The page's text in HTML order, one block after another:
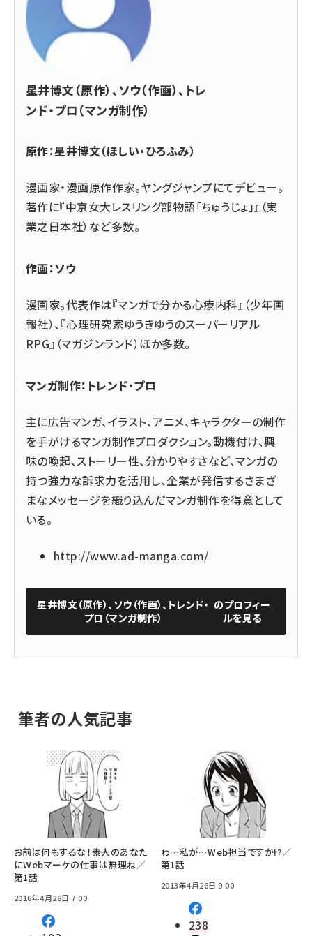
星井博文（原作）、ソウ（作画）、トレ
ンド・プロ（マンガ制作）
原作：星井博文（ほしい・ひろふみ）
漫画家・漫画原作作家。ヤングジャンプにてデビュー。
著作に『中京女大レスリング部物語「ちゅうじょ」』（実
業之日本社）など多数。
作画：ソウ
漫画家。代表作は『マンガで分かる心療内科』（少年画
報社）、『心理研究家ゆうきゆうのスーパーリアル
RPG』（マガジンランド）ほか多数。
マンガ制作：トレンド・プロ
主に広告マンガ、イラスト、アニメ、キャラクターの制作
を手がけるマンガ制作プロダクション。動機付け、興
味の喚起、ストーリー性、分かりやすさなど、マンガの
持つ強力な訴求力を活用し、企業が発信するさまざ
まなメッセージを織り込んだマンガ制作を得意として
いる。
http://www.ad-manga.com/
星井博文（原作）、ソウ（作画）、トレンド・
プロ（マンガ制作）
のプロフィー
ルを見る
筆者の人気記事
お前は何もするな！――素人のあなた
にWebマーケの仕事は無理ね／
第1話
2016年4月28日 7:00
わ…私が…Web担当ですか!?／
第1話
2013年4月26日 9:00
238